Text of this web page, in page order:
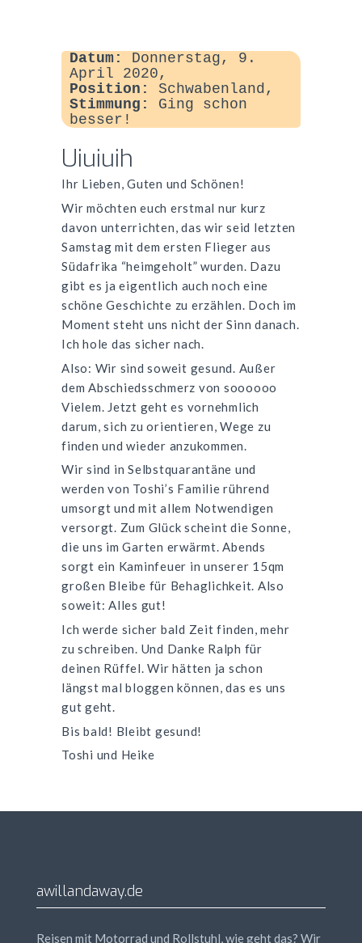
Datum:
Donnerstag, 9.
April 2020,
Position:
Schwabenland,
Stimmung:
Ging schon
besser!
Uiuiuih
Ihr Lieben, Guten und Schönen!
Wir möchten euch erstmal nur kurz
davon unterrichten, das wir seid letzten
Samstag mit dem ersten Flieger aus
Südafrika “heimgeholt” wurden. Dazu
gibt es ja eigentlich auch noch eine
schöne Geschichte zu erzählen. Doch im
Moment steht uns nicht der Sinn danach.
Ich hole das sicher nach.
Also: Wir sind soweit gesund. Außer
dem Abschiedsschmerz von soooooo
Vielem. Jetzt geht es vornehmlich
darum, sich zu orientieren, Wege zu
finden und wieder anzukommen.
Wir sind in Selbstquarantäne und
werden von Toshi’s Familie rührend
umsorgt und mit allem Notwendigen
versorgt. Zum Glück scheint die Sonne,
die uns im Garten erwärmt. Abends
sorgt ein Kaminfeuer in unserer 15qm
großen Bleibe für Behaglichkeit. Also
soweit: Alles gut!
Ich werde sicher bald Zeit finden, mehr
zu schreiben. Und Danke Ralph für
deinen Rüffel. Wir hätten ja schon
längst mal bloggen können, das es uns
gut geht.
Bis bald! Bleibt gesund!
Toshi und Heike
awillandaway.de
Reisen mit Motorrad und Rollstuhl, wie geht das? Wir